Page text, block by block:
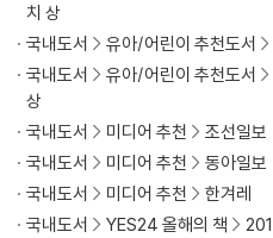
치 상
국내도서
유아/어린이 추천도서
국내도서
유아/어린이 추천도서
상
국내도서
미디어 추천
조선일보
국내도서
미디어 추천
동아일보
국내도서
미디어 추천
한겨레
국내도서
YES24 올해의 책